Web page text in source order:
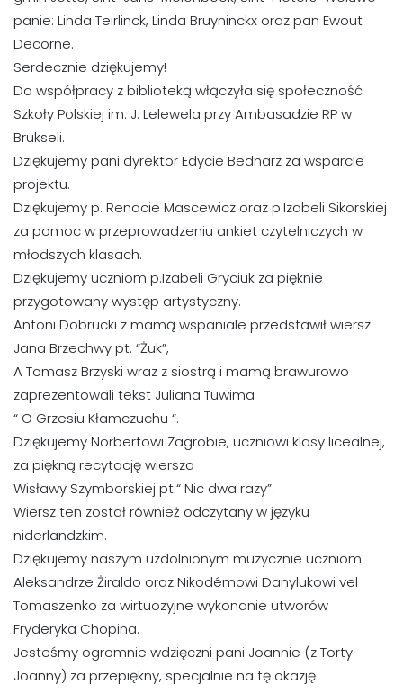
panie: Linda Teirlinck, Linda Bruyninckx oraz pan Ewout
Decorne.
Serdecznie dziękujemy!
Do współpracy z biblioteką włączyła się społeczność
Szkoły Polskiej im. J. Lelewela przy Ambasadzie RP w
Brukseli.
Dziękujemy pani dyrektor Edycie Bednarz za wsparcie
projektu.
Dziękujemy p. Renacie Mascewicz oraz p.Izabeli Sikorskiej
za pomoc w przeprowadzeniu ankiet czytelniczych w
młodszych klasach.
Dziękujemy uczniom p.Izabeli Gryciuk za pięknie
przygotowany występ artystyczny.
Antoni Dobrucki z mamą wspaniale przedstawił wiersz
Jana Brzechwy pt. “Żuk”,
A Tomasz Brzyski wraz z siostrą i mamą brawurowo
zaprezentowali tekst Juliana Tuwima
“ O Grzesiu Kłamczuchu “.
Dziękujemy Norbertowi Zagrobie, uczniowi klasy licealnej,
za piękną recytację wiersza
Wisławy Szymborskiej pt.“ Nic dwa razy”.
Wiersz ten został również odczytany w języku
niderlandzkim.
Dziękujemy naszym uzdolnionym muzycznie uczniom:
Aleksandrze Żiraldo oraz Nikodémowi Danylukowi vel
Tomaszenko za wirtuozyjne wykonanie utworów
Fryderyka Chopina.
Jesteśmy ogromnie wdzięczni pani Joannie (z Torty
Joanny) za przepiękny, specjalnie na tę okazję